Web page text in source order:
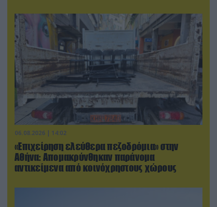
06.08.2026 | 14:02
«Επιχείρηση ελεύθερα πεζοδρόμια» στην
Αθήνα: Απομακρύνθηκαν παράνομα
αντικείμενα από κοινόχρηστους χώρους